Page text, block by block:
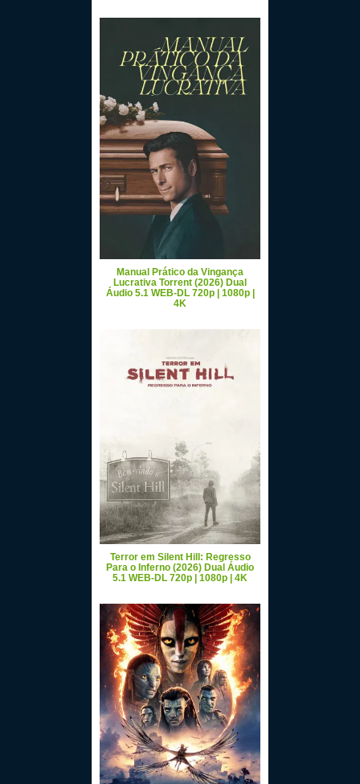
Manual Prático da Vingança
Lucrativa Torrent (2026) Dual
Áudio 5.1 WEB-DL 720p | 1080p |
4K
Terror em Silent Hill: Regresso
Para o Inferno (2026) Dual Áudio
5.1 WEB-DL 720p | 1080p | 4K